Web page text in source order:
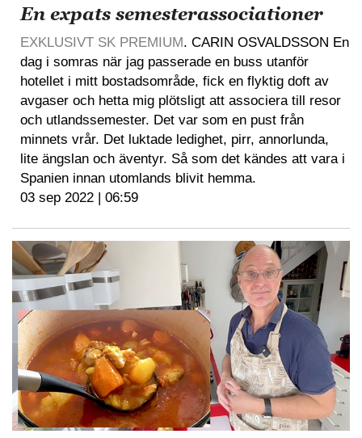
En expats semesterassociationer
EXKLUSIVT SK PREMIUM. CARIN OSVALDSSON En
dag i somras när jag passerade en buss utanför
hotellet i mitt bostadsområde, fick en flyktig doft av
avgaser och hetta mig plötsligt att associera till resor
och utlandssemester. Det var som en pust från
minnets vrår. Det luktade ledighet, pirr, annorlunda,
lite ängslan och äventyr. Så som det kändes att vara i
Spanien innan utomlands blivit hemma.
03 sep 2022 | 06:59